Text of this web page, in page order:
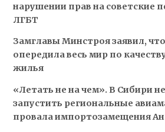
нарушении прав на советские
ЛГБТ
Замглавы Минстроя заявил,
опередила весь мир по
жилья
«Летать не на чем». В Сибири
запустить региональные
провала импортозамещения